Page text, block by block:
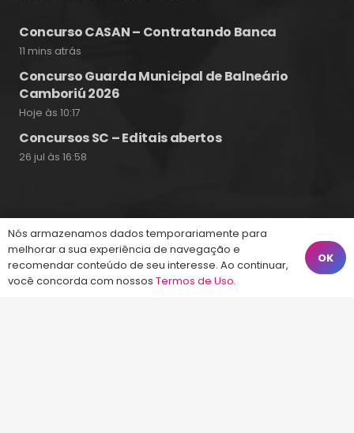
Concurso CASAN – Contratando Banca
11 mins atrás
Concurso Guarda Municipal de Balneário
Camboriú 2026
Hoje às 10:17
Concursos SC – Editais abertos
26 jul às 16:58
Fale Conosco
(48) 99828-9929
Nós armazenamos dados temporariamente para
melhorar a sua experiência de navegação e
recomendar conteúdo de seu interesse. Ao continuar,
você concorda com nossos Termos de Uso.
OK